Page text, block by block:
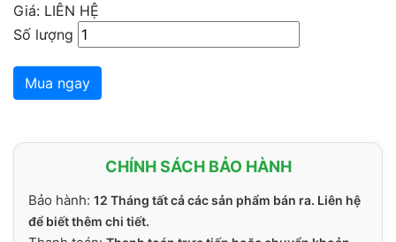
Giá: LIÊN HỆ
Số lượng
Mua ngay
CHÍNH SÁCH BẢO HÀNH
Bảo hành: 12 Tháng tất cả các sản phẩm bán ra. Liên hệ
để biết thêm chi tiết.